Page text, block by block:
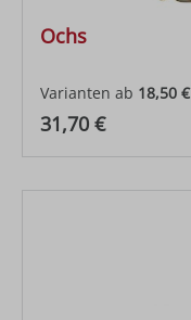
Ochs
Varianten ab 18,50 €
Regulärer Preis:
31,70 €